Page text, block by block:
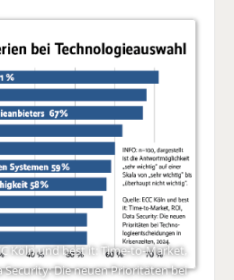
Köln und best it: Time-to-Market,
Security: Die neuen Prioritäten bei